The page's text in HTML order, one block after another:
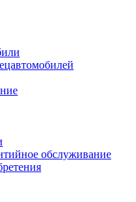
обслуживание